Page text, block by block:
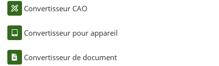
Convertisseur CAO
Convertisseur pour appareil
Convertisseur de document